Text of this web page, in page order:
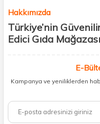
Hakkımızda
Türkiye’nin
Edici Gıda Mağazası
kişisel bakım hem de takviye
buluşturuyoruz. Artık mağaza
ihtiyacınız olan her şeyi tek bir
%100 orijinal kozmetik ve
vücudunuzu desteklemek için
E-
Kampanya ve yeniliklerden